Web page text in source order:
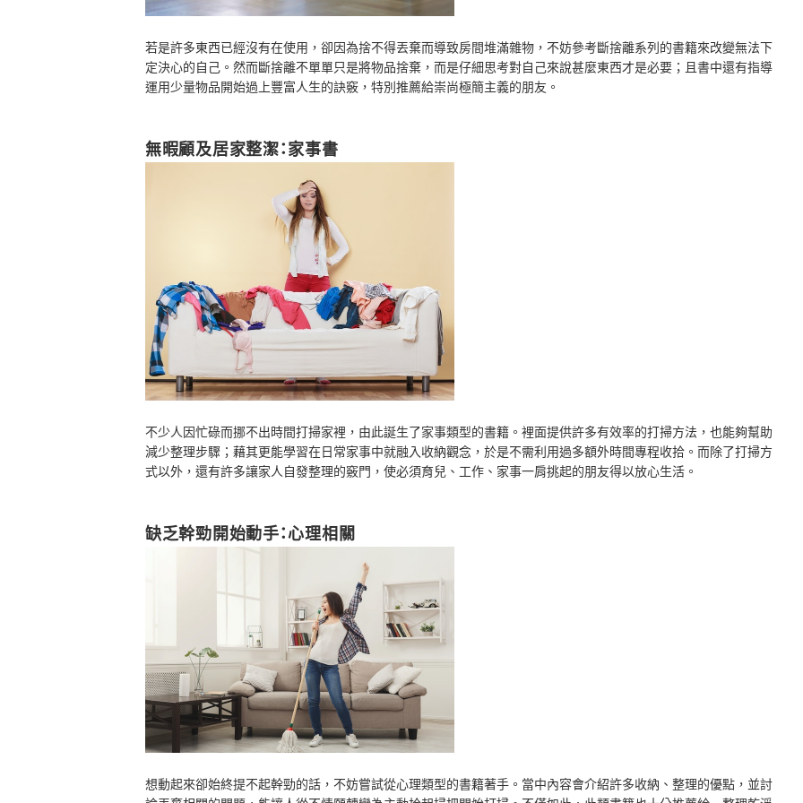
若是許多東西已經沒有在使用，卻因為捨不得丟棄而導致房間堆滿雜物，不妨參考斷捨離系列的書籍來改變無法下
定決心的自己。然而斷捨離不單單只是將物品捨棄，而是仔細思考對自己來說甚麼東西才是必要；且書中還有指導
運用少量物品開始過上豐富人生的訣竅，特別推薦給崇尚極簡主義的朋友。
無暇顧及居家整潔：家事書
不少人因忙碌而挪不出時間打掃家裡，由此誕生了家事類型的書籍。裡面提供許多有效率的打掃方法，也能夠幫助
減少整理步驟；藉其更能學習在日常家事中就融入收納觀念，於是不需利用過多額外時間專程收拾。而除了打掃方
式以外，還有許多讓家人自發整理的竅門，使必須育兒、工作、家事一肩挑起的朋友得以放心生活。
缺乏幹勁開始動手：心理相關
想動起來卻始終提不起幹勁的話，不妨嘗試從心理類型的書籍著手。當中內容會介紹許多收納、整理的優點，並討